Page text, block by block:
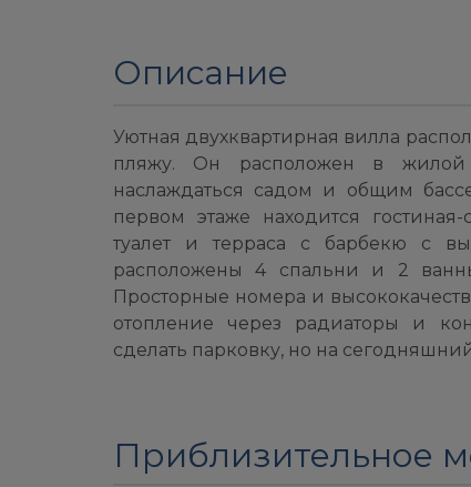
Описание
Уютная двухквартирная вилла
пляжу. Он расположен в
наслаждаться садом и общим
первом этаже находится
туалет и терраса с барбекю с
расположены 4 спальни и 2
Просторные номера и
отопление через радиаторы и
сделать парковку, но на
Приблизительное